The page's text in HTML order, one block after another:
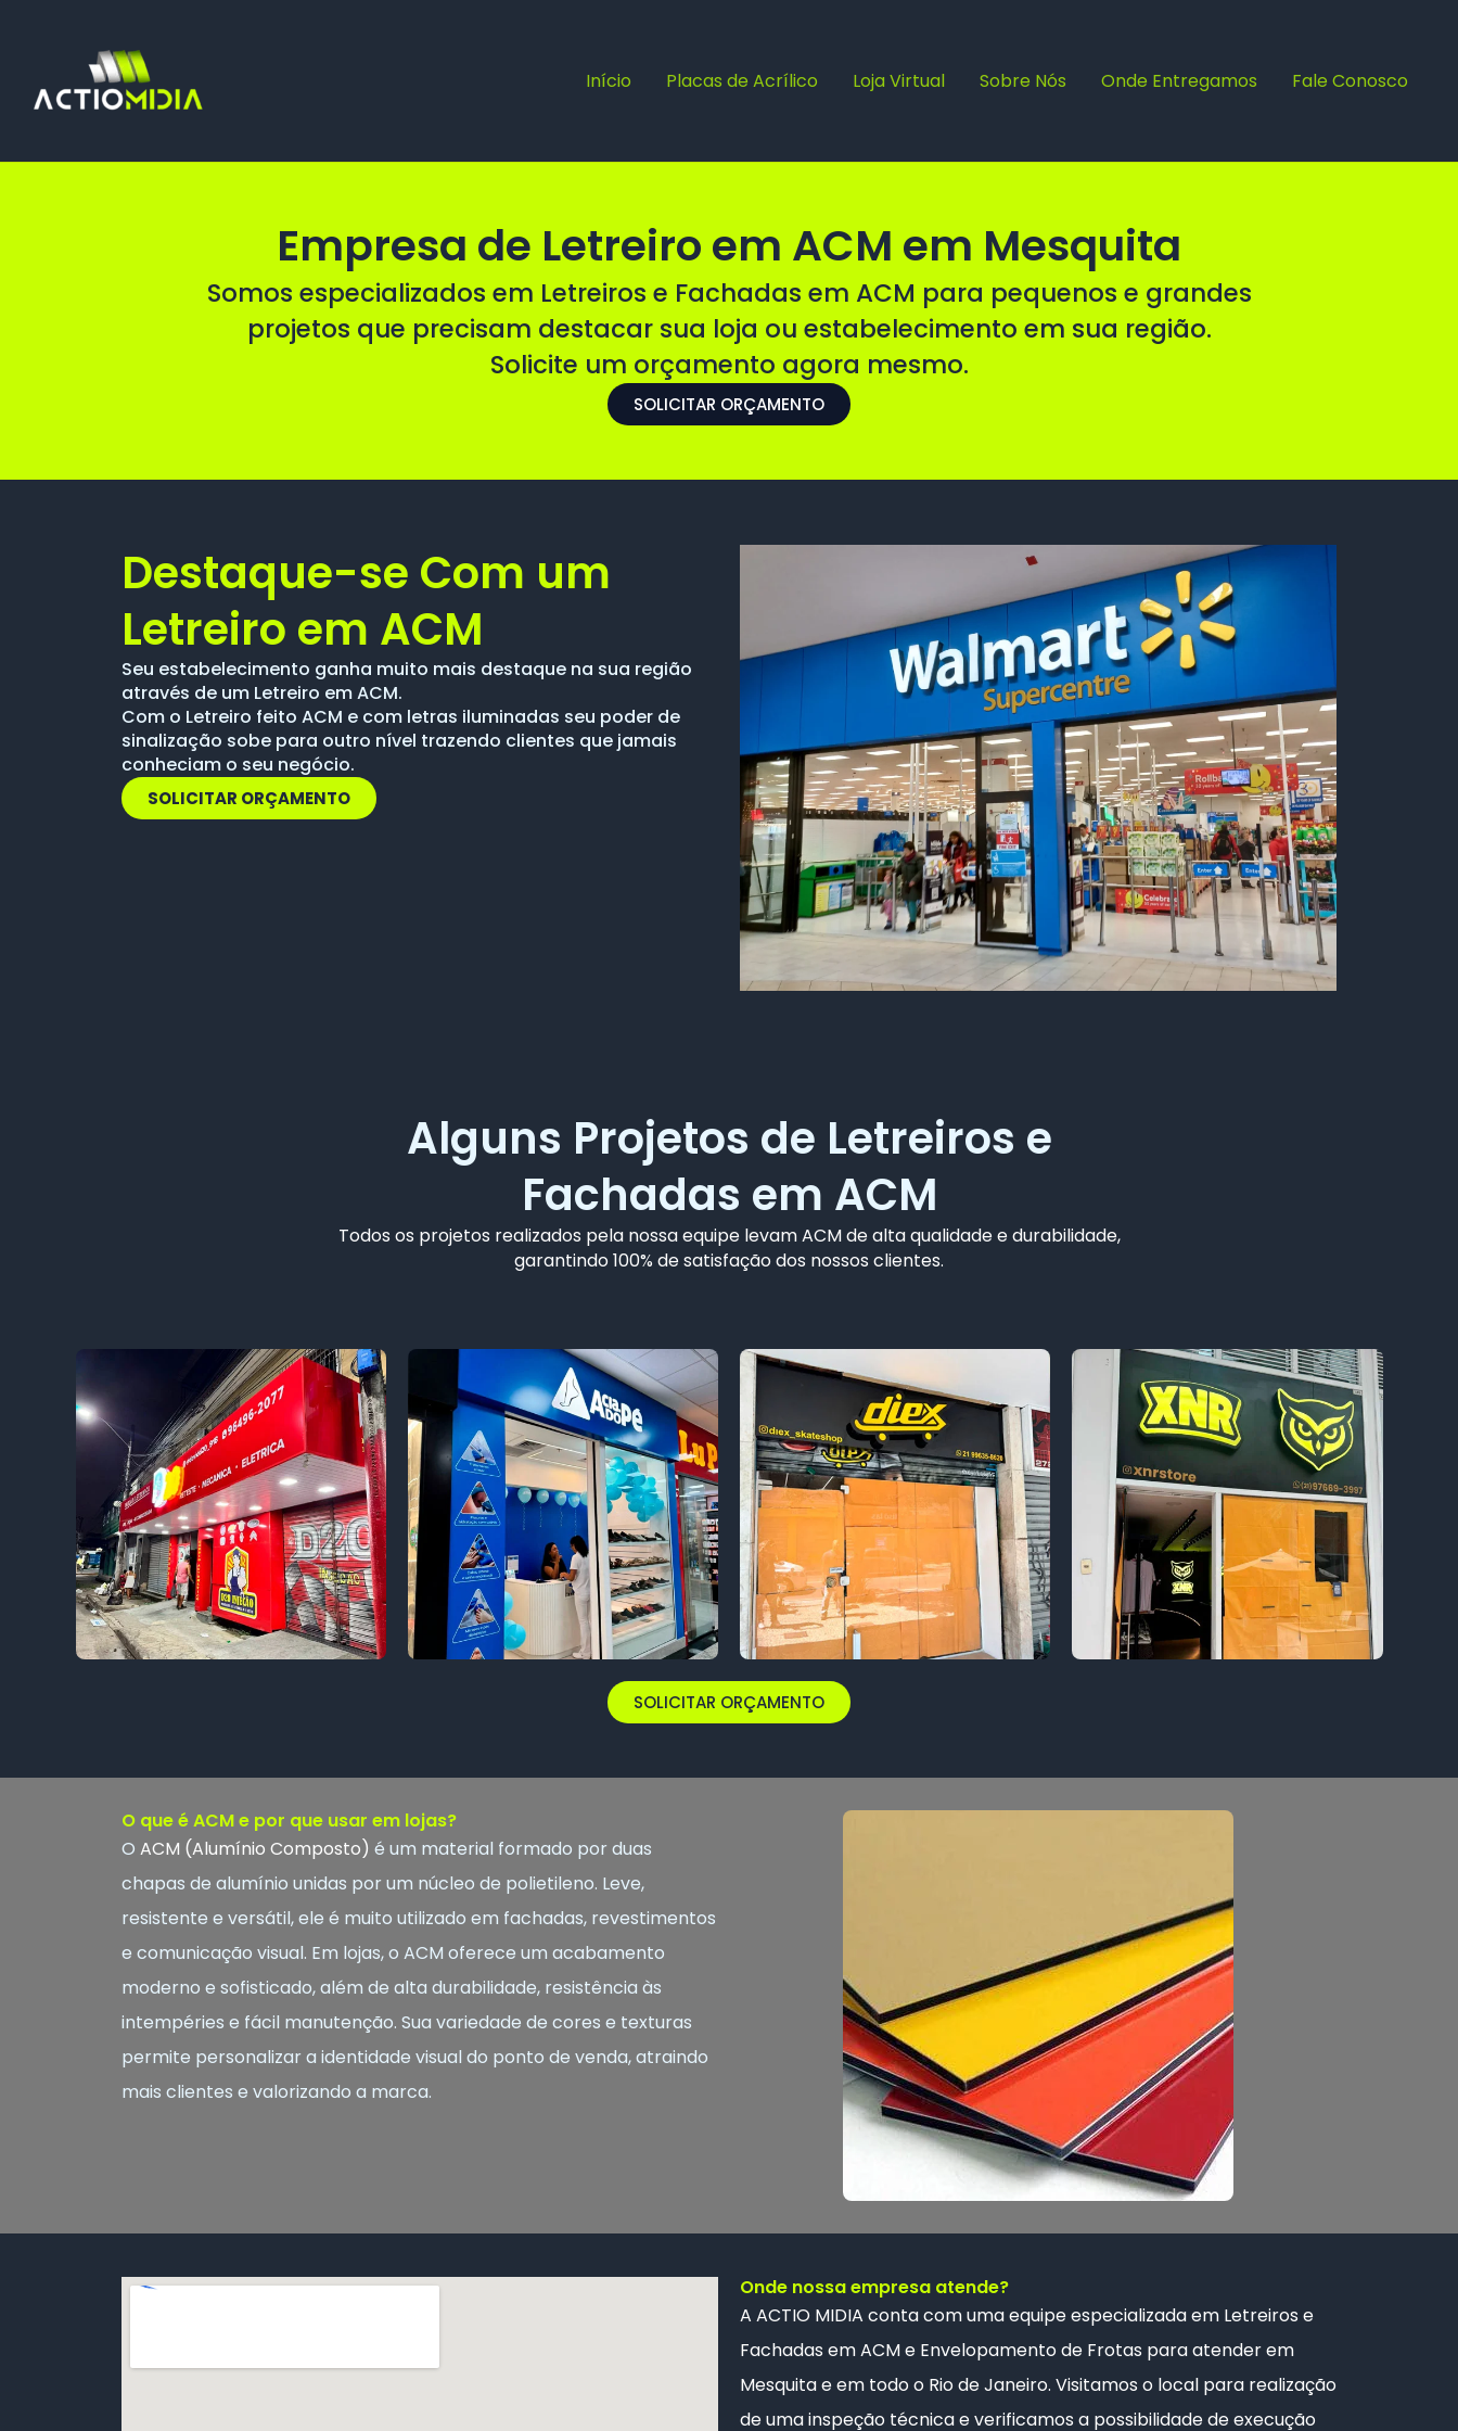
Início Placas de Acrílico Loja Virtual Sobre Nós Onde Entregamos Fale Conosco
Empresa de Letreiro em ACM em Mesquita
Somos especializados em Letreiros e Fachadas em ACM para pequenos e grandes
projetos que precisam destacar sua loja ou estabelecimento em sua região.
Solicite um orçamento agora mesmo.
SOLICITAR ORÇAMENTO
Destaque-se Com um
Letreiro em ACM
Seu estabelecimento ganha muito mais destaque na sua região
através de um Letreiro em ACM.
Com o Letreiro feito ACM e com letras iluminadas seu poder de
sinalização sobe para outro nível trazendo clientes que jamais
conheciam o seu negócio.
SOLICITAR ORÇAMENTO
Alguns Projetos de Letreiros e
Fachadas em ACM
Todos os projetos realizados pela nossa equipe levam ACM de alta qualidade e durabilidade,
garantindo 100% de satisfação dos nossos clientes.
SOLICITAR ORÇAMENTO
O que é ACM e por que usar em lojas?
O ACM (Alumínio Composto) é um material formado por duas
chapas de alumínio unidas por um núcleo de polietileno. Leve,
resistente e versátil, ele é muito utilizado em fachadas, revestimentos
e comunicação visual. Em lojas, o ACM oferece um acabamento
moderno e sofisticado, além de alta durabilidade, resistência às
intempéries e fácil manutenção. Sua variedade de cores e texturas
permite personalizar a identidade visual do ponto de venda, atraindo
mais clientes e valorizando a marca.
Onde nossa empresa atende?
A ACTIO MIDIA conta com umaequipe especializadaem Letreiros e
Fachadas em ACM e Envelopamento de Frotas para atender em
Mesquita e em todo o Rio de Janeiro. Visitamos o local para realização
de uma inspeção técnica e verificamos a possibilidade de execução